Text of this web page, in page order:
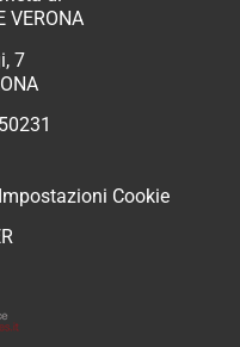
VERONA
7
Impostazioni Cookie